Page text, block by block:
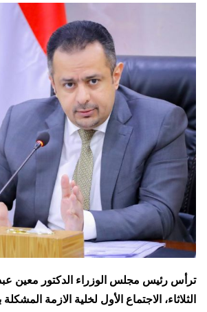
ترأس رئيس مجلس الوزراء الدكتور معين
الثلاثاء، الاجتماع الأول لخلية الازمة